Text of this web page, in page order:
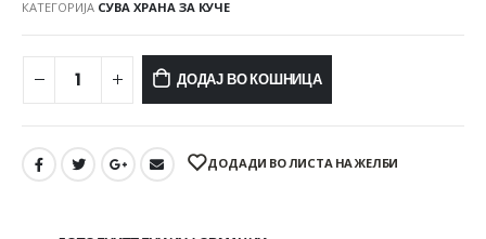
КАТЕГОРИЈА СУВА ХРАНА ЗА КУЧЕ
ДОДАЈ ВО КОШНИЦА
ДОДАДИ ВО ЛИСТА НА ЖЕЛБИ